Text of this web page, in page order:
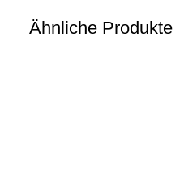
Ähnliche Produkte